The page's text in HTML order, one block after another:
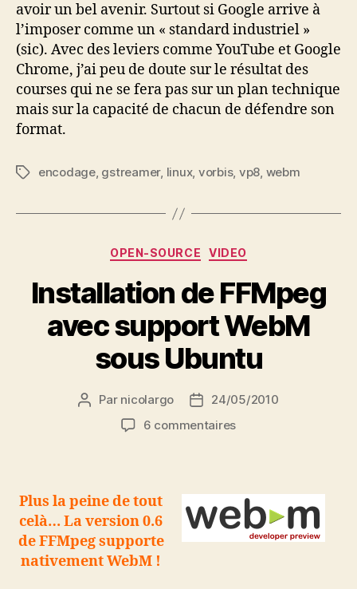
avoir un bel avenir. Surtout si Google arrive à
l’imposer comme un « standard industriel »
(sic). Avec des leviers comme YouTube et Google
Chrome, j’ai peu de doute sur le résultat des
courses qui ne se fera pas sur un plan technique
mais sur la capacité de chacun de défendre son
format.
Étiquettes
encodage, gstreamer, linux, vorbis, vp8, webm
Catégories
OPEN-SOURCE VIDEO
Installation de FFMpeg
avec support WebM
sous Ubuntu
Auteur
l’article
Par nicolargo
Date24/05/2010
6 commentairessur
avec
support
WebM
sous
Plus la peine de tout
celà… La version 0.6
de FFMpeg supporte
nativement WebM !